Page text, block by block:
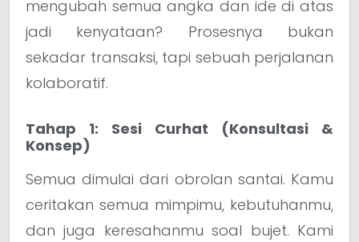
mengubah semua angka dan ide di atas
jadi kenyataan? Prosesnya bukan
sekadar transaksi, tapi sebuah perjalanan
kolaboratif.
Tahap 1: Sesi Curhat (Konsultasi &
Konsep)
Semua dimulai dari obrolan santai. Kamu
ceritakan semua mimpimu, kebutuhanmu,
dan juga keresahanmu soal bujet. Kami